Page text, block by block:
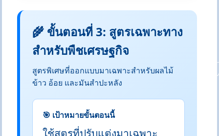
🌾 ขั้นตอนที่ 3: สูตรเฉพาะทาง
สำหรับพืชเศรษฐกิจ
สูตรพิเศษที่ออกแบบมาเฉพาะสำหรับผลไม้
ข้าว อ้อย และมันสำปะหลัง
🎯 เป้าหมายขั้นตอนนี้
ใช้สูตรที่ปรับแต่งมาเฉพาะ